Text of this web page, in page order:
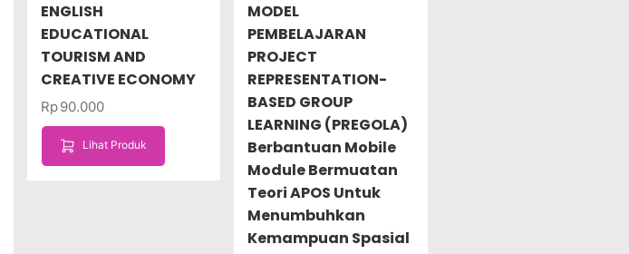
ENGLISH
EDUCATIONAL
TOURISM AND
CREATIVE ECONOMY
Rp90.000
Lihat Produk
MODEL
PEMBELAJARAN
PROJECT
REPRESENTATION-
BASED GROUP
LEARNING (PREGOLA)
Berbantuan Mobile
Module Bermuatan
Teori APOS Untuk
Menumbuhkan
Kemampuan Spasial